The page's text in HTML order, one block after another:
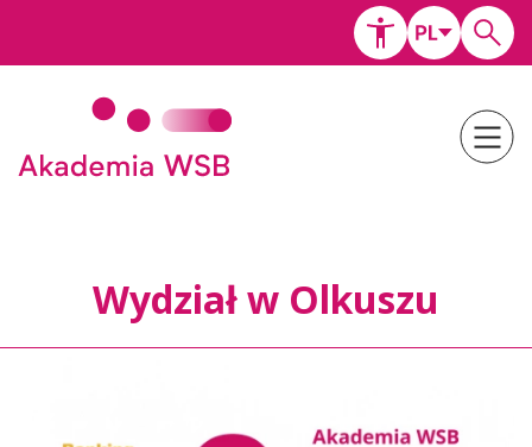
Wydział w Olkuszu